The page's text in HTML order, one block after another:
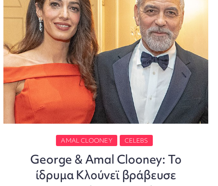
AMAL CLOONEY CELEBS
George & Amal Clooney: Το
ίδρυμα Κλούνεϊ βράβευσε